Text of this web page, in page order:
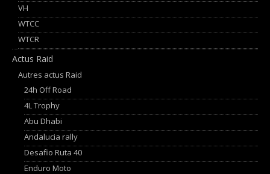
VH
WTCC
WTCR
Actus Raid
Autres actus Raid
24h Off Road
4L Trophy
Abu Dhabi
Andalucia rally
Desafio Ruta 40
Enduro Moto